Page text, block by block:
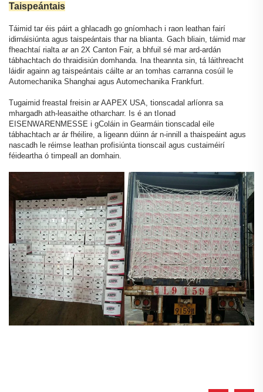
Taispeántais
Táimid tar éis páirt a ghlacadh go gníomhach i raon leathan fairí
idirnáisiúnta agus taispeántais thar na blianta. Gach bliain, táimid mar
fheachtaí rialta ar an 2X Canton Fair, a bhfuil sé mar ard-ardán
tábhachtach do thraidisiún domhanda. Ina theannta sin, tá láithreacht
láidir againn ag taispeántais cáilte ar an tomhas carranna cosúil le
Automechanika Shanghai agus Automechanika Frankfurt.
Tugaimid freastal freisin ar AAPEX USA, tionscadal arlíonra sa
mhargadh ath-leasaithe otharcharr. Is é an tIonad
EISENWARENMESSE i gColáin in Gearmáin tionscadal eile
tábhachtach ar ár fhéilire, a ligeann dúinn ár n-innill a thaispeáint agus
nascadh le réimse leathan profisiúnta tionscail agus custaiméirí
féideartha ó timpeall an domhain.